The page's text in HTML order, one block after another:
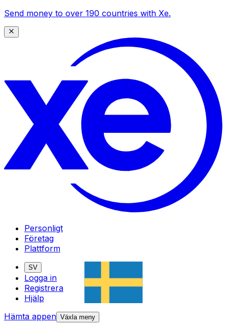
Send money to over 190 countries with Xe.
Personligt
Företag
Plattform
SV
Logga in
Registrera
Hjälp
Hämta appen Växla meny